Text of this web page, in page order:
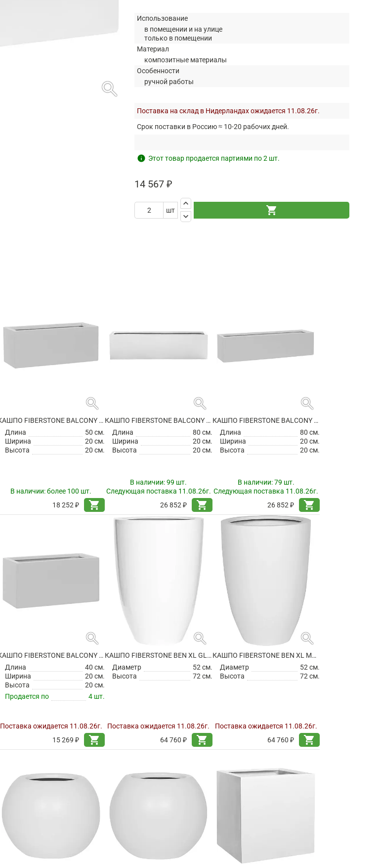
search
Использование
в помещении и на улице
только в помещении
Материал
композитные материалы
Особенности
ручной работы
Поставка на склад в Нидерландах ожидается 11.08.26г.
Срок поставки в Россию ≈ 10-20 рабочих дней.
info Этот товар продается партиями по 2 шт.
14 567 ₽
шт
keyboard_arrow_up
keyboard_arrow_down
shopping_cart
search
КАШПО FIBERSTONE BALCONY S MATT WHITE
Длина
50 см.
Ширина
20 см.
Высота
20 см.
В наличии:более 100 шт.
18 252 ₽
shopping_cart
search
КАШПО FIBERSTONE BALCONY XL GLOSSY WHITE
Длина
80 см.
Ширина
20 см.
Высота
20 см.
В наличии:99 шт.
Следующая поставка 11.08.26г.
26 852 ₽
shopping_cart
search
КАШПО FIBERSTONE BALCONY XL MATT WHITE
Длина
80 см.
Ширина
20 см.
Высота
20 см.
В наличии:79 шт.
Следующая поставка 11.08.26г.
26 852 ₽
shopping_cart
search
КАШПО FIBERSTONE BALCONY XS MATT WHITE
Длина
40 см.
Ширина
20 см.
Высота
20 см.
Продается по
4 шт.
Поставка ожидается 11.08.26г.
15 269 ₽
shopping_cart
search
КАШПО FIBERSTONE BEN XL GLOSSY WHITE
Диаметр
52 см.
Высота
72 см.
Поставка ожидается 11.08.26г.
64 760 ₽
shopping_cart
search
КАШПО FIBERSTONE BEN XL MATT WHITE
Диаметр
52 см.
Высота
72 см.
Поставка ожидается 11.08.26г.
64 760 ₽
shopping_cart